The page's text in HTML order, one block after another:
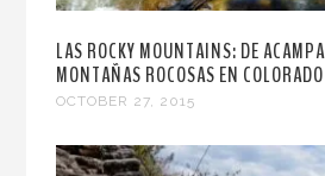
LAS ROCKY MOUNTAINS: DE
MONTAÑAS ROCOSAS EN COLORADO
OCTOBER 27, 2015